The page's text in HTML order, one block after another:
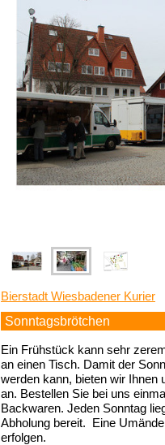
Bierstadt Wiesbadener Kurier
Sonntagsbrötchen
Ein Frühstück kann sehr
an einen Tisch. Damit der
werden kann, bieten wir Ihnen
an. Bestellen Sie bei uns
Backwaren. Jeden Sonntag
Abholung bereit. Eine
erfolgen.